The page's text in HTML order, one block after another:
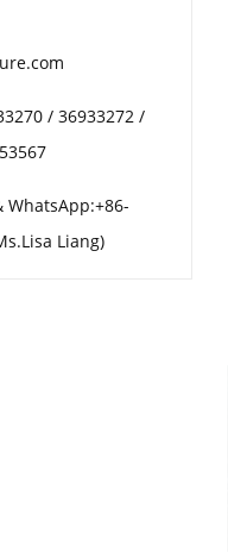
/ 36933272 /
WhatsApp:+86-
Liang)